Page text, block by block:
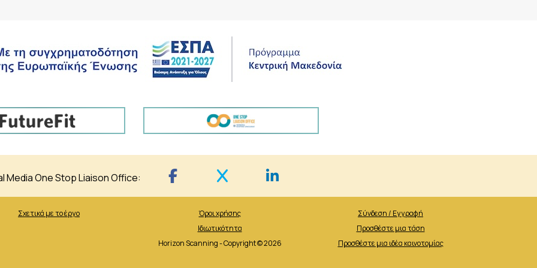
Media One Stop Liaison Office:
Σχετικά με το έργο
Όροι χρήσης
Ιδιωτικότητα
Horizon Scanning - Copyright © 2026
Σύνδεση / Εγγραφή
Προσθέστε μια τάση
Προσθέστε μια ιδέα καινοτομίας